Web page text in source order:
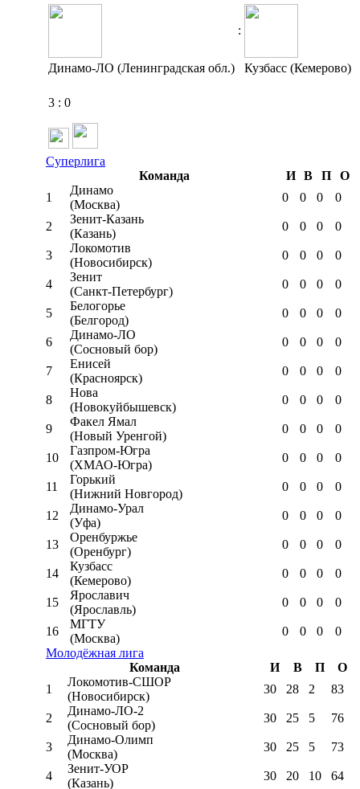
:
Динамо-ЛО (Ленинградская обл.) Кузбасс (Кемерово)
3 : 0
Суперлига
Команда
И В П
О
1
Динамо
(Москва)
0 0 0 0
2
Зенит-Казань
(Казань)
0 0 0 0
3
Локомотив
(Новосибирск)
0 0 0 0
4
Зенит
(Санкт-Петербург)
0 0 0 0
5
Белогорье
(Белгород)
0 0 0 0
6
Динамо-ЛО
(Сосновый бор)
0 0 0 0
7
Енисей
(Красноярск)
0 0 0 0
8
Нова
(Новокуйбышевск)
0 0 0 0
9
Факел Ямал
(Новый Уренгой)
0 0 0 0
10
Газпром-Югра
(ХМАО-Югра)
0 0 0 0
11
Горький
(Нижний Новгород)
0 0 0 0
12
Динамо-Урал
(Уфа)
0 0 0 0
13
Оренбуржье
(Оренбург)
0 0 0 0
14
Кузбасс
(Кемерово)
0 0 0 0
15
Ярославич
(Ярославль)
0 0 0 0
16
МГТУ
(Москва)
0 0 0
0
Молодёжная лига
Команда
И В П
О
1
Локомотив-CШОР
(Новосибирск)
30 28 2 83
2
Динамо-ЛО-2
(Сосновый бор)
30 25 5 76
3
Динамо-Олимп
(Москва)
30 25 5 73
4
Зенит-УОР
(Казань)
30 20 10 64